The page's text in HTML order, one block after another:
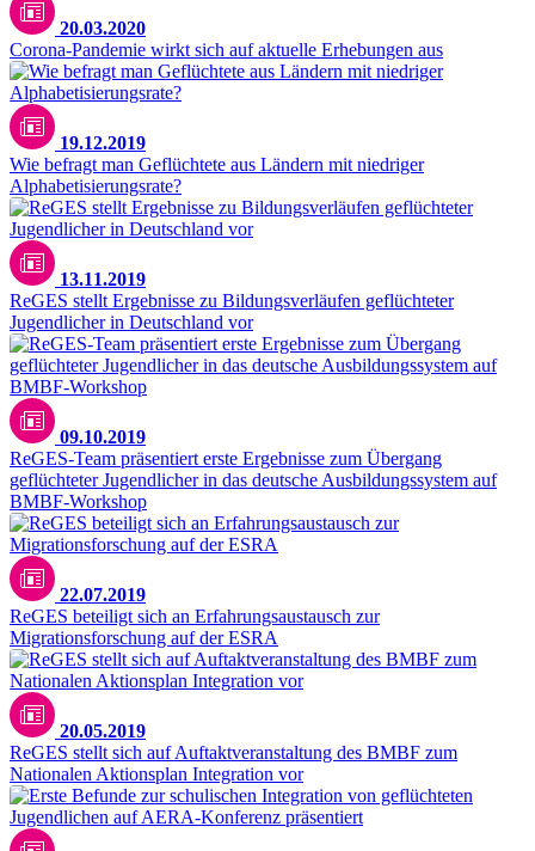
20.03.2020
Corona-Pandemie wirkt sich auf aktuelle Erhebungen aus
19.12.2019
Wie befragt man Geflüchtete aus Ländern mit niedriger
Alphabetisierungsrate?
13.11.2019
ReGES stellt Ergebnisse zu Bildungsverläufen geflüchteter
Jugendlicher in Deutschland vor
09.10.2019
ReGES-Team präsentiert erste Ergebnisse zum Übergang
geflüchteter Jugendlicher in das deutsche Ausbildungssystem auf
BMBF-Workshop
22.07.2019
ReGES beteiligt sich an Erfahrungsaustausch zur
Migrationsforschung auf der ESRA
20.05.2019
ReGES stellt sich auf Auftaktveranstaltung des BMBF zum
Nationalen Aktionsplan Integration vor